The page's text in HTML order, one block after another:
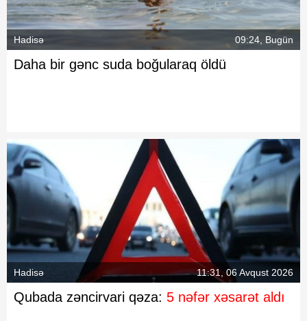
Hadisə 09:24, Bugün
Daha bir gənc suda boğularaq öldü
Hadisə 11:31, 06 Avqust 2026
Qubada zəncirvari qəza: 5 nəfər xəsarət aldı